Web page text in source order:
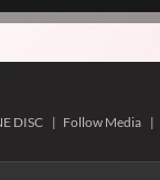
DISC | Follow Media |